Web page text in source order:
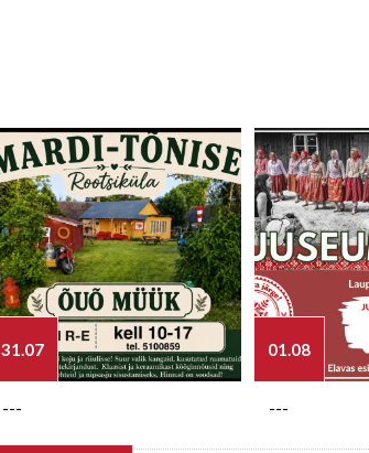
31.07
---
01.08
---